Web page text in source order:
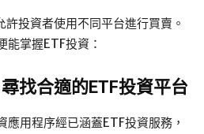
投資者使用不同平台進行買賣。
能掌握ETF投資：
找合適的ETF投資平台
用程序經已涵蓋ETF投資服務，